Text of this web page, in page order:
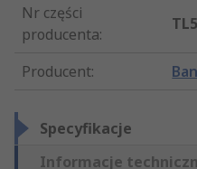
Nr części
producenta:
Producent:
Specyfikacje
Informacje